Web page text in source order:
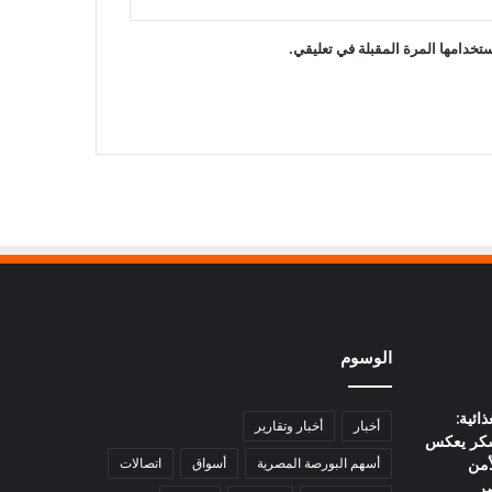
المرة المقبلة في تعليقي.
يعكس
الوسوم
أخبار أخبار وتقارير
أسهم البورصة المصرية أسواق اتصالات